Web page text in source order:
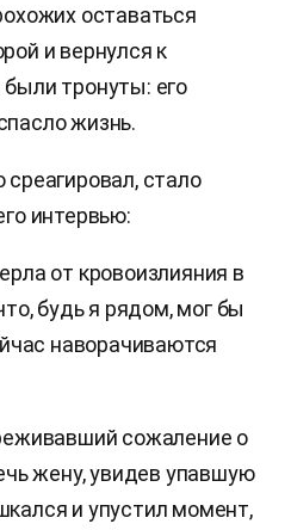
оставаться
и вернулся к
тронуты: его
жизнь.
стало
интервью:
от кровоизлияния в
будь я рядом, мог бы
наворачиваются
сожаление о
жену, увидев упавшую
и упустил момент,